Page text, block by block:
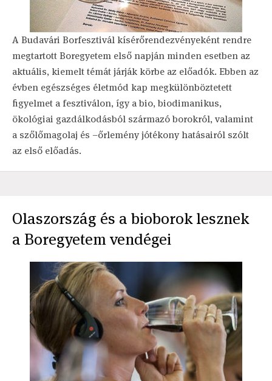
A Budavári Borfesztivál kísérőrendezvényeként rendre
megtartott Boregyetem első napján minden esetben az
aktuális, kiemelt témát járják körbe az előadók. Ebben az
évben egészséges életmód kap megkülönböztetett
figyelmet a fesztiválon, így a bio, biodimanikus,
ökológiai gazdálkodásból származó borokról, valamint
a szőlőmagolaj és –őrlemény jótékony hatásairól szólt
az első előadás.
Olaszország és a bioborok lesznek
a Boregyetem vendégei